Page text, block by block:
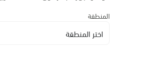
المنطقة
اختر المنطقة